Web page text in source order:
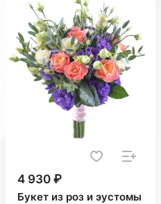
4 930 ₽
Букет из роз и эустомы